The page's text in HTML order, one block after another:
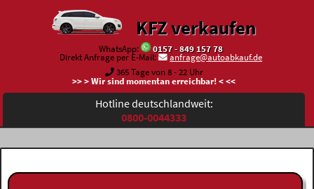
KFZ verkaufen
WhatsApp:
0157 - 849 157 78
Direkt Anfrage per E-Mail:
anfrage@autoabkauf.de
365 Tage von 8 - 22 Uhr
>> > Wir sind momentan erreichbar! < <<
Hotline deutschlandweit:
0800-0044333